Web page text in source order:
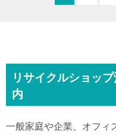
リサイクルショッ
内
一般家庭や企業、オフィ